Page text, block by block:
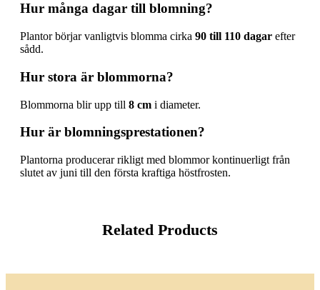
Hur många dagar till blomning?
Plantor börjar vanligtvis blomma cirka 90 till 110 dagar efter
sådd.
Hur stora är blommorna?
Blommorna blir upp till 8 cm i diameter.
Hur är blomningsprestationen?
Plantorna producerar rikligt med blommor kontinuerligt från
slutet av juni till den första kraftiga höstfrosten.
Related Products